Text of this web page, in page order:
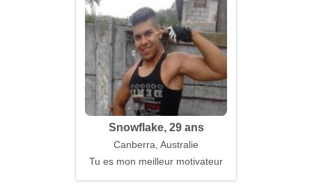
Snowflake, 29 ans
Canberra, Australie
Tu es mon meilleur motivateur